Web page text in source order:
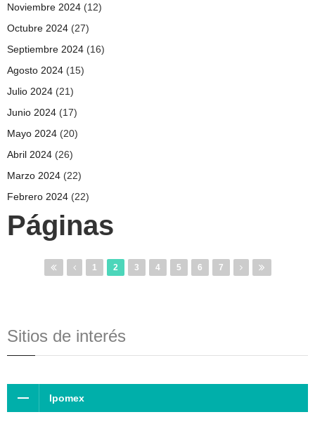
Noviembre 2024 (12)
Octubre 2024 (27)
Septiembre 2024 (16)
Agosto 2024 (15)
Julio 2024 (21)
Junio 2024 (17)
Mayo 2024 (20)
Abril 2024 (26)
Marzo 2024 (22)
Febrero 2024 (22)
Páginas
1 2 3 4 5 6 7
Sitios de interés
Ipomex